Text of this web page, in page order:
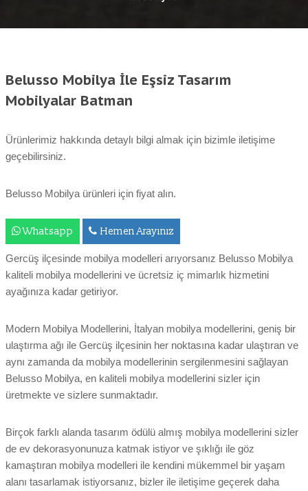
Belusso Mobilya İle Eşsiz Tasarım
Mobilyalar Batman
Ürünlerimiz hakkında detaylı bilgi almak için bizimle iletişime
geçebilirsiniz.
Belusso Mobilya ürünleri için fiyat alın.
Whatsapp Hemen Arayınız
Gercüş ilçesinde mobilya modelleri arıyorsanız Belusso Mobilya
kaliteli mobilya modellerini ve ücretsiz iç mimarlık hizmetini
ayağınıza kadar getiriyor.
Modern Mobilya Modellerini, İtalyan mobilya modellerini, geniş bir
ulaştırma ağı ile Gercüş ilçesinin her noktasına kadar ulaştıran ve
aynı zamanda da mobilya modellerinin sergilenmesini sağlayan
Belusso Mobilya, en kaliteli mobilya modellerini sizler için
üretmekte ve sizlere sunmaktadır.
Birçok farklı alanda tasarım ödülü almış mobilya modellerini sizler
de ev dekorasyonunuza katmak istiyor ve şıklığı ile göz
kamaştıran mobilya modelleri ile kendini mükemmel bir yaşam
alanı tasarlamak istiyorsanız, bizler ile iletişime geçerek daha